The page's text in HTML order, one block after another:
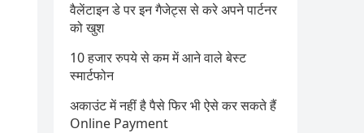
वैलेंटाइन डे पर इन गैजेट्स से करे अपने पार्टनर
को खुश
10 हजार रुपये से कम में आने वाले बेस्ट
स्मार्टफोन
अकाउंट में नहीं है पैसे फिर भी ऐसे कर सकते हैं
Online Payment